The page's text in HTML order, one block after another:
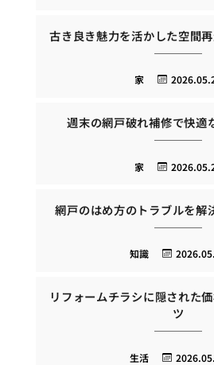
古き良き魅力を活かした空間
家
週末の網戸破れ補修で快適
家
網戸のはめ方のトラブルを解
知識
リフォームチラシに隠された
ツ
生活